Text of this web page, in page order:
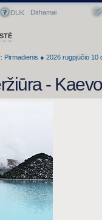
DUK Dirhamai
Pirmadienis ● 2026 rugpjūčio 10
-